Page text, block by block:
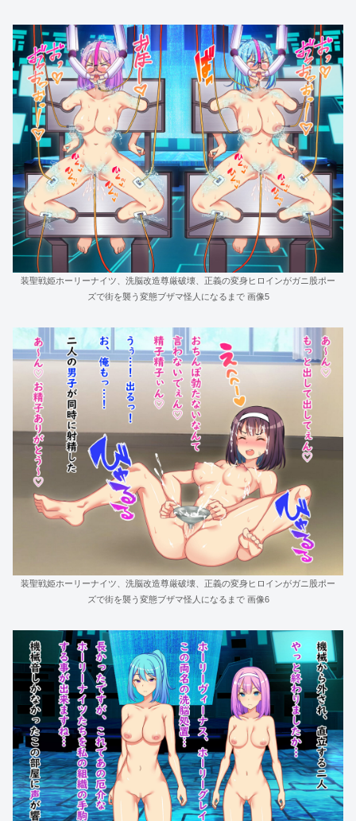
装聖戦姫ホーリーナイツ、洗脳改造尊厳破壊、正義の変身ヒロインがガニ股ポー
ズで街を襲う変態ブザマ怪人になるまで 画像5
装聖戦姫ホーリーナイツ、洗脳改造尊厳破壊、正義の変身ヒロインがガニ股ポー
ズで街を襲う変態ブザマ怪人になるまで 画像6